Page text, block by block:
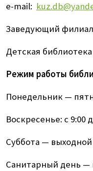
e-mail:
Заведующий
Детская
Режим работы
Понедельник —
Воскресенье: с 9:00
Суббота —
Санитарный день —